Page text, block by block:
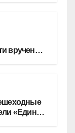
вручены
«Единой